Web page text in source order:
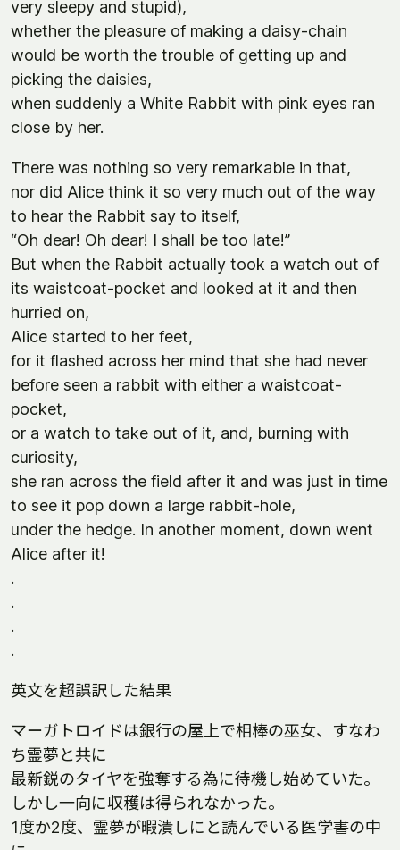
very sleepy and stupid),
whether the pleasure of making a daisy-chain
would be worth the trouble of getting up and
picking the daisies,
when suddenly a White Rabbit with pink eyes ran
close by her.
There was nothing so very remarkable in that,
nor did Alice think it so very much out of the way
to hear the Rabbit say to itself,
“Oh dear! Oh dear! I shall be too late!”
But when the Rabbit actually took a watch out of
its waistcoat-pocket and looked at it and then
hurried on,
Alice started to her feet,
for it flashed across her mind that she had never
before seen a rabbit with either a waistcoat-
pocket,
or a watch to take out of it, and, burning with
curiosity,
she ran across the field after it and was just in time
to see it pop down a large rabbit-hole,
under the hedge. In another moment, down went
Alice after it!
.
.
.
.
英文を超誤訳した結果
マーガトロイドは銀行の屋上で相棒の巫女、すなわ
ち霊夢と共に
最新鋭のタイヤを強奪する為に待機し始めていた｡
しかし一向に収穫は得られなかった｡
1度か2度、霊夢が暇潰しにと読んでいる医学書の中